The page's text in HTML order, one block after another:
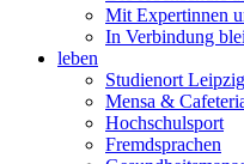
Mit Expertinnen
In Verbindung
leben
Studienort Leipzig
Mensa &
Hochschulsport
Fremdsprachen